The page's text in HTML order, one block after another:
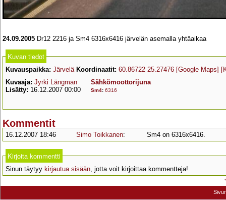
24.09.2005 Dr12 2216 ja Sm4 6316x6416 järvelän asemalla yhtäaikaa
Kuvan tiedot
Kuvauspaikka: Järvelä Koordinaatit: 60.86722 25.27476 [Google Maps]
Kuvaaja: Jyrki Längman
Lisätty: 16.12.2007 00:00
Sähkömoottorijuna
Sm4: 6316
Kommentit
16.12.2007 18:46 Simo Toikkanen: Sm4 on 6316x6416.
Kirjoita kommentti
Sinun täytyy kirjautua sisään, jotta voit kirjoittaa kommentteja!